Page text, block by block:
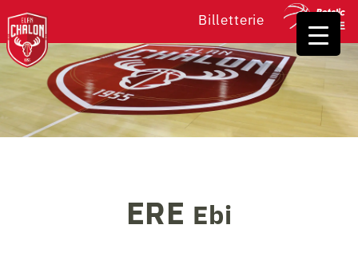
Billetterie
ERE Ebi